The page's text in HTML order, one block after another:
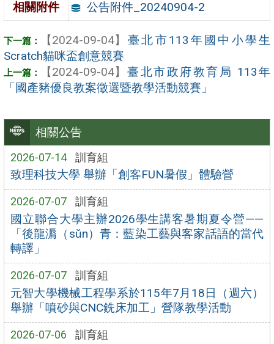
相關公告
2026-07-14 訓育組
致理科技大學 舉辦「創客FUN暑假」體驗營
2026-07-07 訓育組
國立聯合大學主辦2026學生講客暑期夏令營——
「後龍漘（sǔn）青：藍染工藝與客家話語的當代
轉譯」
2026-07-07 訓育組
元智大學機械工程學系於115年7月18日（週六）
舉辦「噴砂與CNC銑床加工」營隊教學活動
2026-07-06 訓育組
相關附件 公告附件_20240904-2
【2024-09-04】
臺北市113年國中小學生
Scratch貓咪盃創意競賽
【2024-09-04】 臺北市政府教育局 113年
「國產豬優良教案徵選暨教學活動競賽」